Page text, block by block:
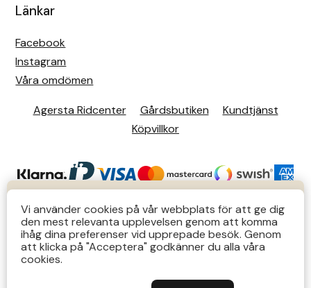
KUNDTJÄNST
Butiks- & telefontider Mån-Tors 12-14 Lör 12-14
övriga tider via e-post: order@agersta.nu
Länkar
Facebook
Instagram
Våra omdömen
Agersta Ridcenter Gårdsbutiken
Kundtjänst
Köpvillkor
© 2026 Agersta.
Vi använder cookies på vår webbplats för att ge dig
den mest relevanta upplevelsen genom att komma
ihåg dina preferenser vid upprepade besök. Genom
att klicka på "Acceptera" godkänner du alla våra
cookies.